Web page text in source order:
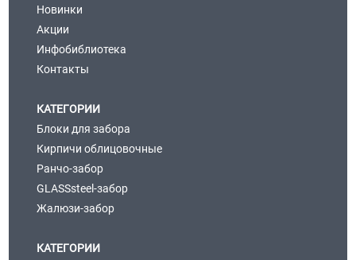
Новинки
Акции
Инфобиблиотека
Контакты
КАТЕГОРИИ
Блоки для забора
Кирпичи облицовочные
Ранчо-забор
GLASSsteel-забор
Жалюзи-забор
КАТЕГОРИИ